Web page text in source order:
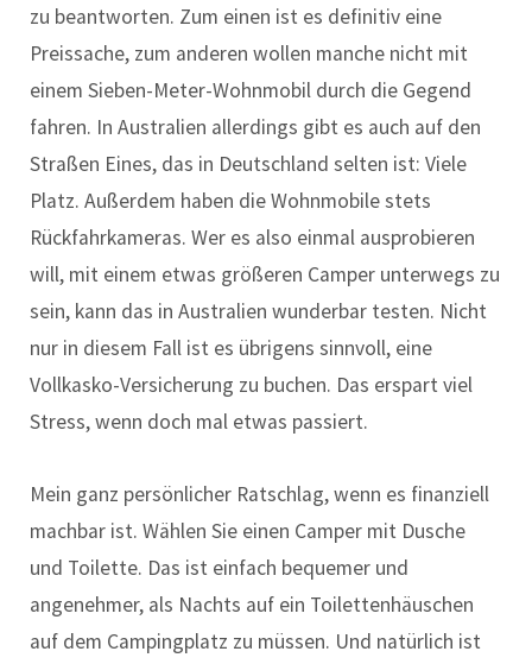
zu beantworten. Zum einen ist es definitiv eine
Preissache, zum anderen wollen manche nicht mit
einem Sieben-Meter-Wohnmobil durch die Gegend
fahren. In Australien allerdings gibt es auch auf den
Straßen Eines, das in Deutschland selten ist: Viele
Platz. Außerdem haben die Wohnmobile stets
Rückfahrkameras. Wer es also einmal ausprobieren
will, mit einem etwas größeren Camper unterwegs zu
sein, kann das in Australien wunderbar testen. Nicht
nur in diesem Fall ist es übrigens sinnvoll, eine
Vollkasko-Versicherung zu buchen. Das erspart viel
Stress, wenn doch mal etwas passiert.
Mein ganz persönlicher Ratschlag, wenn es finanziell
machbar ist. Wählen Sie einen Camper mit Dusche
und Toilette. Das ist einfach bequemer und
angenehmer, als Nachts auf ein Toilettenhäuschen
auf dem Campingplatz zu müssen. Und natürlich ist